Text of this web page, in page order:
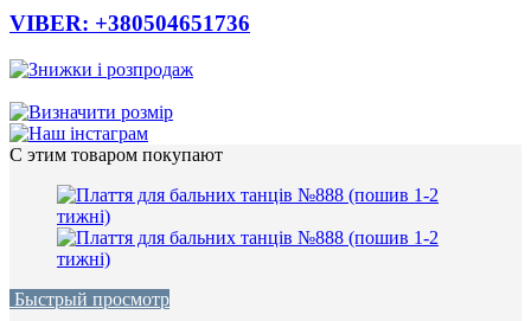
VIBER: +380504651736
С этим товаром покупают
Быстрый просмотр